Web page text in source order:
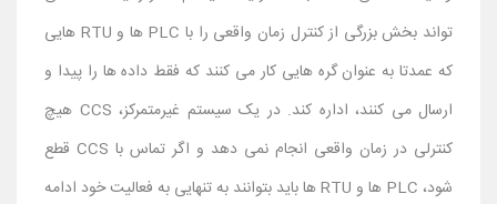
تواند بخش بزرگی از کنترل زمان واقعی را با PLC ها و RTU هایی
که عمدتا به عنوان گره هایی کار می کنند که فقط داده ها را پیدا و
ارسال می کنند، اداره کند. در یک سیستم غیرمتمرکز، CCS هیچ
کنترلی در زمان واقعی انجام نمی دهد و اگر تماس با CCS قطع
شود، PLC ها و RTU ها باید بتوانند به تنهایی به فعالیت خود ادامه